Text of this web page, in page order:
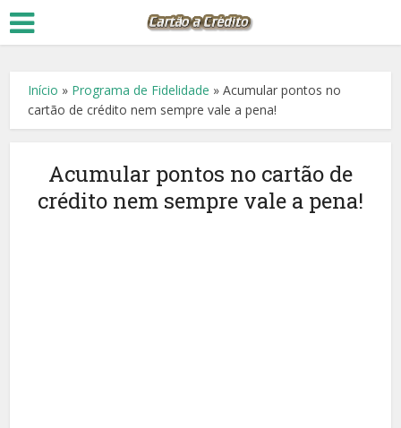
Início » Programa de Fidelidade »Acumular pontos no
cartão de crédito nem sempre vale a pena!
Acumular pontos no cartão de
crédito nem sempre vale a pena!